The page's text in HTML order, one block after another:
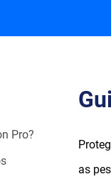
Pro?
as